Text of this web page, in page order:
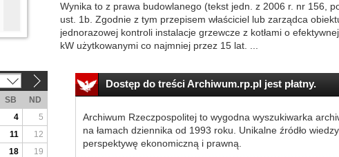
Wynika to z prawa budowlanego (tekst jedn. z 2006 r. nr 156,
ust. 1b. Zgodnie z tym przepisem właściciel lub zarządca
jednorazowej kontroli instalacje grzewcze z kotłami o
kW użytkowanymi co najmniej przez 15 lat. ...
Dostęp do treści Archiwum.rp.pl jest płatny.
Archiwum Rzeczpospolitej to wygodna wyszukiwarka
na łamach dziennika od 1993 roku. Unikalne źródło
perspektywę ekonomiczną i prawną.
SB
ND
4
5
11
12
18
19